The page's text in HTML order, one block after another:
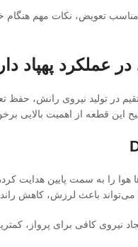
مناسب تعویض، نکات مهم هنگام
این قطعه از اهمیت بالایی
را به سمت پایین هدایت
باعث لرزش، کاهش
نیروی کافی برای پرواز،